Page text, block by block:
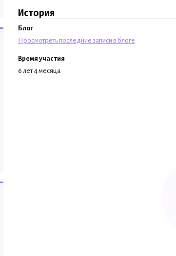
История
Блог
Просмотреть последние записи в блоге
Время участия
6 лет 4 месяца